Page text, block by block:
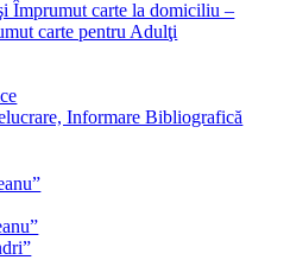
Împrumut carte la domiciliu –
carte pentru Adulţi
Informare Bibliografică